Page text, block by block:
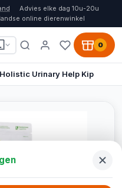
Advies elke dag 10u-20u
online dierenwinkel
0
Urinary Help Kip